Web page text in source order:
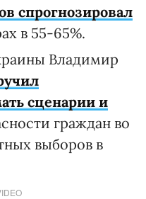
спрогнозировал
в 55-65%.
Владимир
сценарии и
граждан во
выборов в